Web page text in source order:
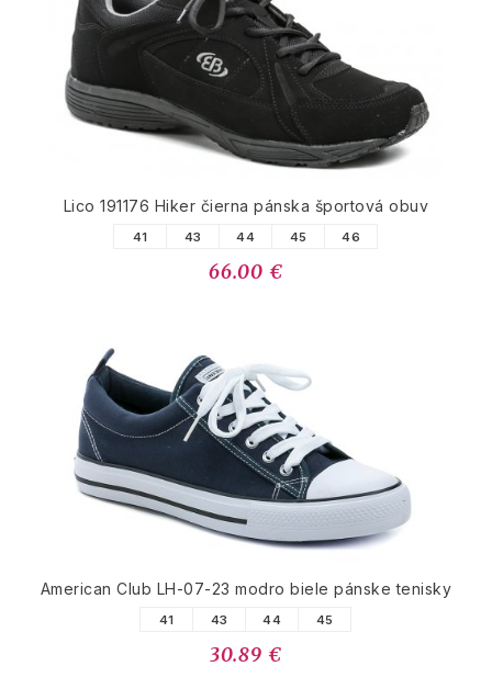
Lico 191176 Hiker čierna pánska športová obuv
41 43 44 45 46
66.00 €
American Club LH-07-23 modro biele pánske tenisky
41 43 44 45
30.89 €